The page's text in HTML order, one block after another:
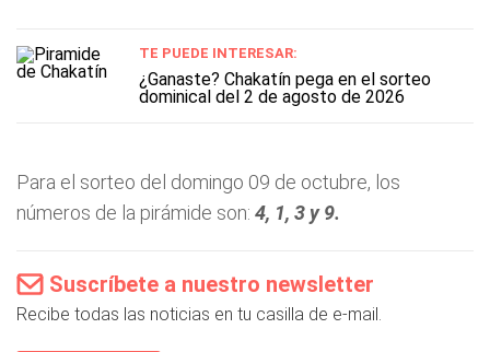
TE PUEDE INTERESAR:
¿Ganaste? Chakatín pega en el sorteo
dominical del 2 de agosto de 2026
Para el sorteo del domingo 09 de octubre, los
números de la pirámide son: 4, 1, 3 y 9.
Suscríbete a nuestro newsletter
Recibe todas las noticias en tu casilla de e-mail.